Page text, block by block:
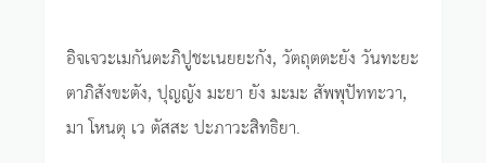
อิจเจวะเมกันตะภิปูชะเนยยะกัง, วัตถุตตะยัง วันทะยะ
ตาภิสังขะตัง, ปุญญัง มะยา ยัง มะมะ สัพพุปัททะวา,
มา โหนตุ เว ตัสสะ ปะภาวะสิทธิยา.